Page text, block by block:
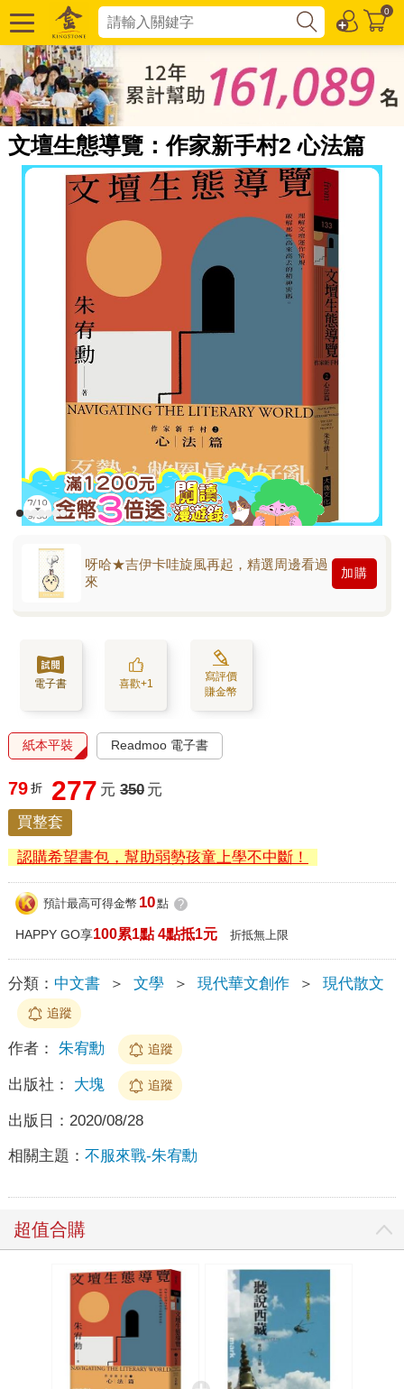
0
文壇生態導覽：作家新手村2 心法篇
呀哈★吉伊卡哇旋風再起，精選周邊看過
來
加購
電子書 喜歡+1
寫評價
賺金幣
紙本平裝 Readmoo 電子書
79 折 277 元 350 元
買整套
認購希望書包，幫助弱勢孩童上學不中斷！
預計最高可得金幣 10點 ?
HAPPY GO享100累1點 4點抵1元 折抵無上限
分類： 中文書 ＞ 文學 ＞ 現代華文創作 ＞ 現代散文
追蹤
作者： 朱宥勳 追蹤
出版社： 大塊 追蹤
出版日： 2020/08/28
相關主題： 不服來戰-朱宥勳
超值合購